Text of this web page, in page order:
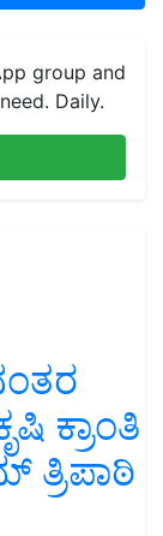
group and
Daily.
ಕ್ರಾಂತಿ
ತ್ರಿಪಾಠಿ